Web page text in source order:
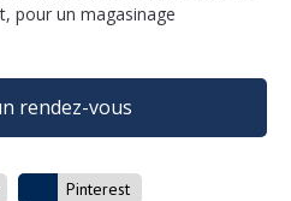
pour un magasinage
rendez-vous
Pinterest